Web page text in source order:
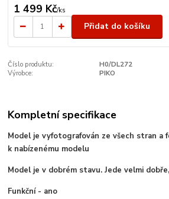
1 499 Kč/ks
Přidat do košíku
Číslo produktu:
H0/DL272
Výrobce:
PIKO
Kompletní specifikace
Model je vyfotografován ze všech stran a
k nabízenému modelu
Model je v dobrém stavu. Jede velmi
Funkční - ano